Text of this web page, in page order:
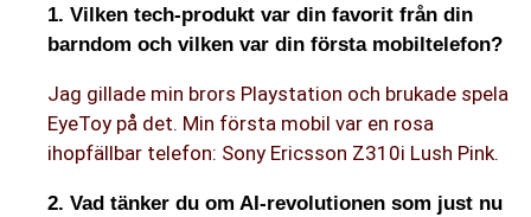
1. Vilken tech-produkt var din favorit från din
barndom och vilken var din första mobiltelefon?
Jag gillade min brors Playstation och brukade spela
EyeToy på det. Min första mobil var en rosa
ihopfällbar telefon: Sony Ericsson Z310i Lush Pink.
2. Vad tänker du om AI-revolutionen som just nu